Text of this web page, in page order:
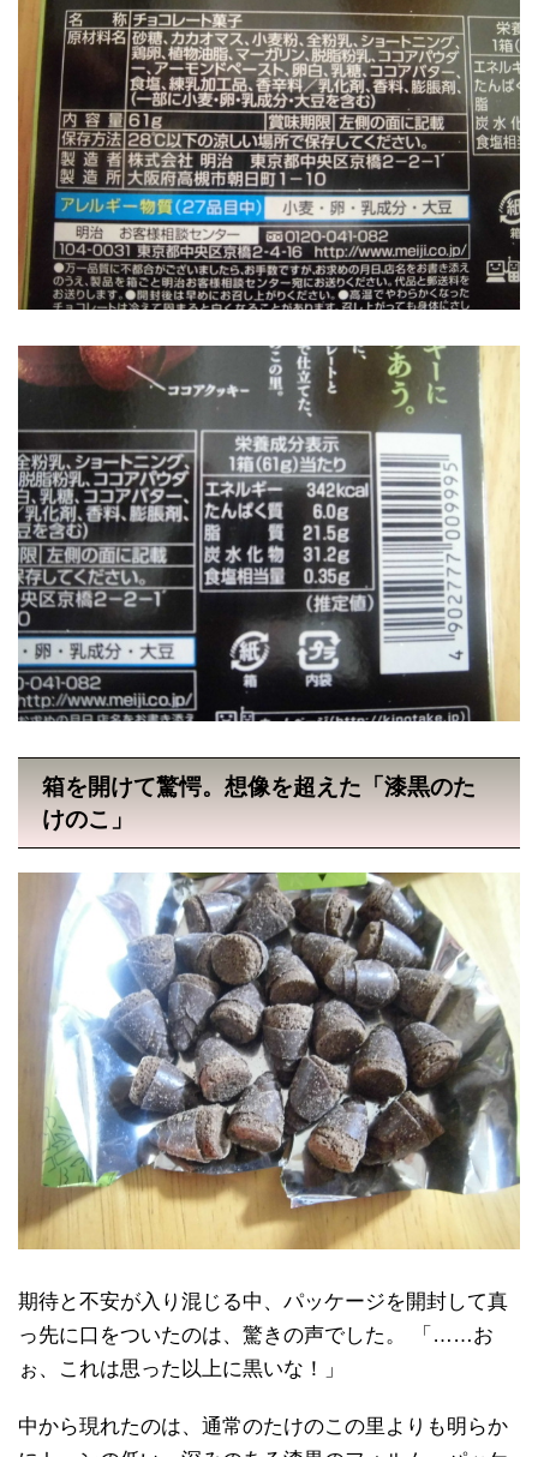
箱を開けて驚愕。想像を超えた「漆黒のた
けのこ」
期待と不安が入り混じる中、パッケージを開封して真
っ先に口をついたのは、驚きの声でした。 「……お
ぉ、これは思った以上に黒いな！」
中から現れたのは、通常のたけのこの里よりも明らか